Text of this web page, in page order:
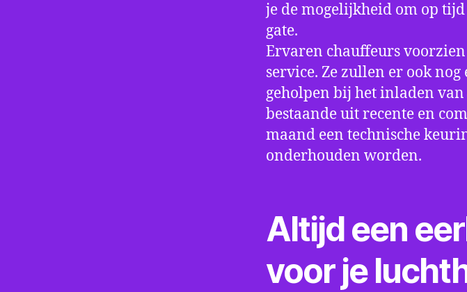
je de mogelijkheid om op
gate.
Ervaren chauffeurs
service. Ze zullen er ook
geholpen bij het inladen
bestaande uit recente en
maand een technische
onderhouden worden.
Altijd een
voor je